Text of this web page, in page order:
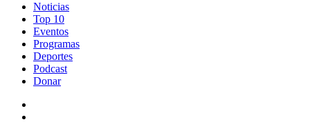
Noticias
Top 10
Eventos
Programas
Deportes
Podcast
Donar